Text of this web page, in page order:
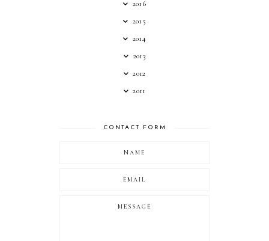
2016
2015
2014
2013
2012
2011
CONTACT FORM